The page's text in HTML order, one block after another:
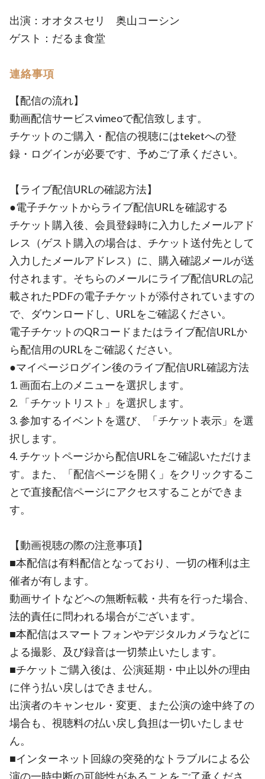
出演：オオタスセリ 奥山コーシン
ゲスト：だるま食堂
連絡事項
【配信の流れ】
動画配信サービスvimeoで配信致します。
チケットのご購入・配信の視聴にはteketへの登
録・ログインが必要です、予めご了承ください。
【ライブ配信URLの確認方法】
●電子チケットからライブ配信URLを確認する
チケット購入後、会員登録時に入力したメールアド
レス（ゲスト購入の場合は、チケット送付先として
入力したメールアドレス）に、購入確認メールが送
付されます。そちらのメールにライブ配信URLの記
載されたPDFの電子チケットが添付されていますの
で、ダウンロードし、URLをご確認ください。
電子チケットのQRコードまたはライブ配信URLか
ら配信用のURLをご確認ください。
●マイページログイン後のライブ配信URL確認方法
1. 画面右上のメニューを選択します。
2. 「チケットリスト」を選択します。
3. 参加するイベントを選び、「チケット表示」を選
択します。
4. チケットページから配信URLをご確認いただけま
す。また、「配信ページを開く」をクリックするこ
とで直接配信ページにアクセスすることができま
す。
【動画視聴の際の注意事項】
■本配信は有料配信となっており、一切の権利は主
催者が有します。
動画サイトなどへの無断転載・共有を行った場合、
法的責任に問われる場合がございます。
■本配信はスマートフォンやデジタルカメラなどに
よる撮影、及び録音は一切禁止いたします。
■チケットご購入後は、公演延期・中止以外の理由
に伴う払い戻しはできません。
出演者のキャンセル・変更、また公演の途中終了の
場合も、視聴料の払い戻し負担は一切いたしませ
ん。
■インターネット回線の突発的なトラブルによる公
演の一時中断の可能性があることをご了承くださ